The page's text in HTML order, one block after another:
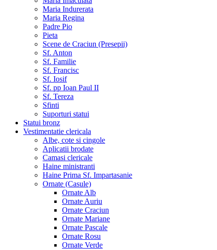
Maria Indurerata
Maria Regina
Padre Pio
Pieta
Scene de Craciun (Presepii)
Sf. Anton
Sf. Familie
Sf. Francisc
Sf. Iosif
Sf. pp Ioan Paul II
Sf. Tereza
Sfinti
Suporturi statui
Statui bronz
Vestimentatie clericala
Albe, cote si cingole
Aplicatii brodate
Camasi clericale
Haine ministranti
Haine Prima Sf. Impartasanie
Ornate (Casule)
Ornate Alb
Ornate Auriu
Ornate Craciun
Ornate Mariane
Ornate Pascale
Ornate Rosu
Ornate Verde